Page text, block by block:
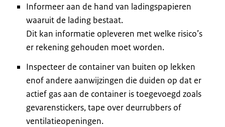
Informeer aan de hand van ladingspapieren
waaruit de lading bestaat.
Dit kan informatie opleveren met welke risico’s
er rekening gehouden moet worden.
Inspecteer de container van buiten op lekken
enof andere aanwijzingen die duiden op dat er
actief gas aan de container is toegevoegd zoals
gevarenstickers, tape over deurrubbers of
ventilatieopeningen.